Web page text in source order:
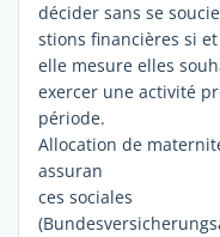
décider sans se
stions financières si
elle mesure elles
exercer une activité
période.
Allocation de
assuran
ces sociales